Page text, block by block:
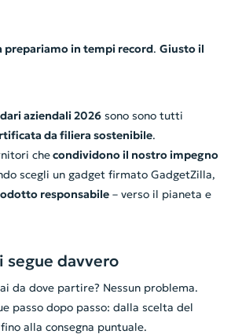
prepariamo in tempi record. Giusto il
aziendali 2026 sono sono tutti
da filiera sostenibile.
checondividono il nostro impegno
scegli un gadget firmato GadgetZilla,
responsabile – verso il pianeta e
segue davvero
da dove partire? Nessun problema.
passo dopo passo: dalla scelta del
alla consegna puntuale.